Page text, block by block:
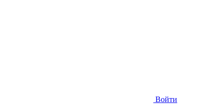
Войти